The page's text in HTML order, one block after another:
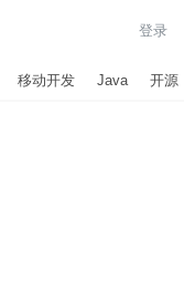
登录
移动开发 Java 开源